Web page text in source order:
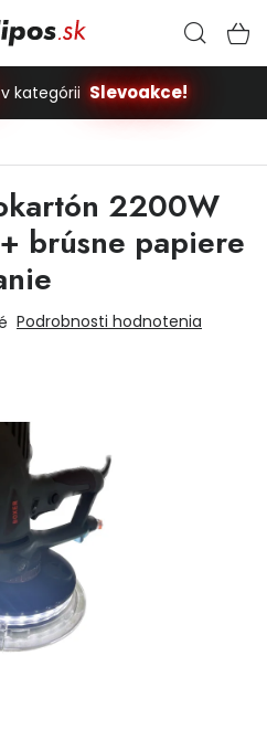
deti
v kategórii Slevoakce!
2200W
brúsne papiere
Podrobnosti hodnotenia